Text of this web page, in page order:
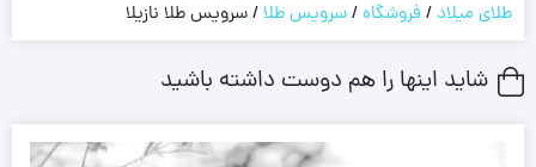
طلای میلاد /فروشگاه/سرویس طلا/سرویس طلا نازیلا
شاید اینها را هم دوست داشته باشید